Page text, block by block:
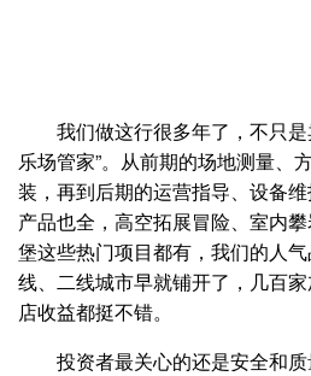
我们做这行很多年了，不只
乐场管家”。从前期的场地测量、
装，再到后期的运营指导、设备维
产品也全，高空拓展冒险、室内
堡这些热门项目都有，我们的人气
线、二线城市早就铺开了，几百
店收益都挺不错。
投资者最关心的还是安全和